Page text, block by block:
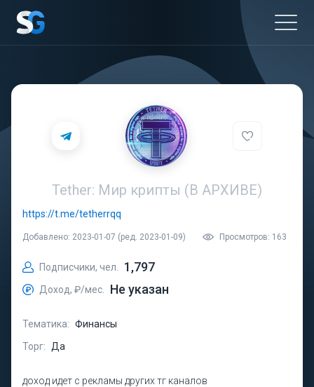
Tether: Мир крипты (В АРХИВЕ)
https://t.me/tetherrqq
Добавлено: 2023-01-07 (ред. 2023-01-09) Просмотров: 163
Подписчики, чел. 1,797
Доход, ₽/мес. Не указан
Тематика: Финансы
Торг:
Да
доход идет с рекламы других тг каналов